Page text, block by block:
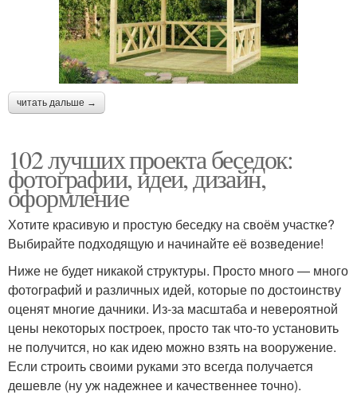
читать дальше →
102 лучших проекта беседок:
фотографии, идеи, дизайн,
оформление
Хотите красивую и простую беседку на своём участке?
Выбирайте подходящую и начинайте её возведение!
Ниже не будет никакой структуры. Просто много — много
фотографий и различных идей, которые по достоинству
оценят многие дачники. Из-за масштаба и невероятной
цены некоторых построек, просто так что-то установить
не получится, но как идею можно взять на вооружение.
Если строить своими руками это всегда получается
дешевле (ну уж надежнее и качественнее точно).